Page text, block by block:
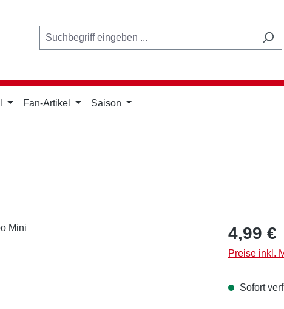
Fan-Artikel Saison
Regulärer
4,99 €
Preise inkl.
Sofort